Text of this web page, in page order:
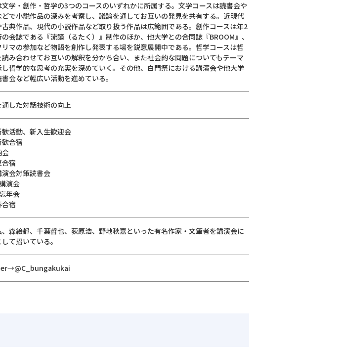
学・創作・哲学の3つのコースのいずれかに所属する。文学コースは読書会や
で小説作品の深みを考察し、議論を通してお互いの発見を共有する。近現代
典作品、現代の小説作品など取り扱う作品は広範囲である。創作コースは年2
の会誌である『流謫（るたく）』制作のほか、他大学との合同誌『BROOM』、
マの参加など物語を創作し発表する場を鋭意展開中である。哲学コースは哲
み合わせてお互いの解釈を分かち合い、また社会的な問題についてもテーマ
し哲学的な思考の充実を深めていく。その他、白門祭における講演会や他大学
会など幅広い活動を進めている。
した対話技術の向上
活動、新入生歓迎会
合宿
会
宿
会対策読書会
演会
年会
宿
森絵都、千葉哲也、荻原浩、野地秋嘉といった有名作家・文筆者を講演会に
て招いている。